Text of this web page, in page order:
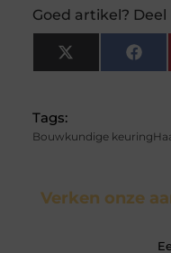
Goed artikel?
X
(Twitter)
Tags:
Bouwkundige
Verken onze